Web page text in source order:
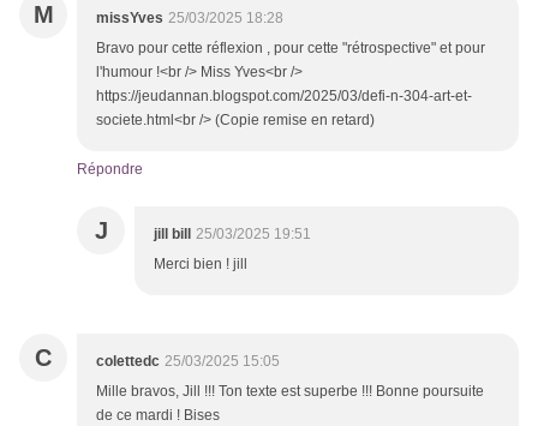
M missYves 25/03/2025 18:28
Bravo pour cette réflexion , pour cette "rétrospective" et pour
l'humour !<br /> Miss Yves<br />
https://jeudannan.blogspot.com/2025/03/defi-n-304-art-et-
societe.html<br /> (Copie remise en retard)
Répondre
J jill bill
25/03/2025 19:51
Merci bien ! jill
C colettedc 25/03/2025 15:05
Mille bravos, Jill !!! Ton texte est superbe !!! Bonne poursuite
de ce mardi ! Bises